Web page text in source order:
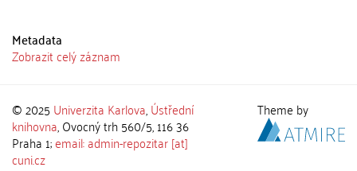
Metadata
Zobrazit celý záznam
© 2025 Univerzita Karlova,Ústřední
knihovna, Ovocný trh 560/5, 116 36
Praha 1;email: admin-repozitar [at]
cuni.cz
Theme by